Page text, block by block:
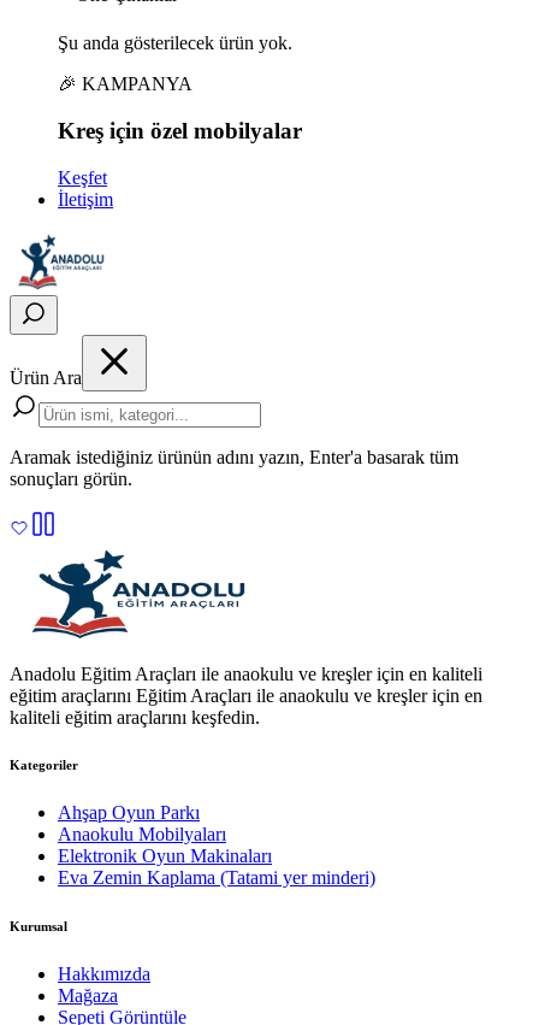
Şu anda gösterilecek ürün yok.
🎉 KAMPANYA
Kreş için özel mobilyalar
Keşfet
İletişim
Ürün Ara
Aramak istediğiniz ürünün adını yazın, Enter'a basarak tüm
sonuçları görün.
Anadolu Eğitim Araçları ile anaokulu ve kreşler için en kaliteli
eğitim araçlarını Eğitim Araçları ile anaokulu ve kreşler için en
kaliteli eğitim araçlarını keşfedin.
Kategoriler
Ahşap Oyun Parkı
Anaokulu Mobilyaları
Elektronik Oyun Makinaları
Eva Zemin Kaplama (Tatami yer minderi)
Kurumsal
Hakkımızda
Mağaza
Sepeti Görüntüle